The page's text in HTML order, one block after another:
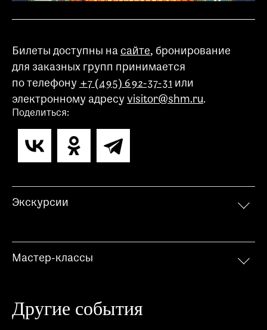
Просим вас пройти опрос
о качестве работы музея. Ваше
мнение поможет нам стать лучше!
Пройти опрос
Билеты доступны на сайте, бронирование
для заказных групп принимается
по телефону +7 (495) 692-37-31 или
электронному адресу visitor@shm.ru.
Поделиться:
Экскурсии
Мастер-классы
Другие события